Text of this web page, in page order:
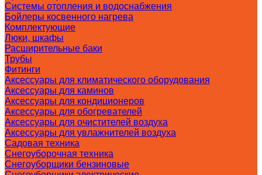
Системы отопления и водоснабжения
Бойлеры косвенного нагрева
Комплектующие
Люки, шкафы
Расширительные баки
Трубы
Фитинги
Аксессуары для климатического оборудования
Аксессуары для каминов
Аксессуары для кондиционеров
Аксессуары для обогревателей
Аксессуары для очистителей воздуха
Аксессуары для увлажнителей воздуха
Садовая техника
Снегоуборочная техника
Снегоуборщики бензиновые